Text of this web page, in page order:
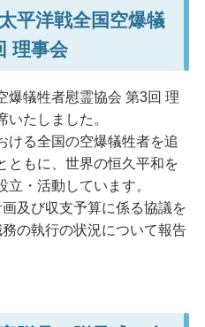
平洋戦全国空爆犠
理事会
爆犠牲者慰霊協会 第3回 理
たしました。
ける全国の空爆犠牲者を追
ともに、世界の恒久平和を
・活動しています。
及び収支予算に係る協議を
の執行の状況について報告